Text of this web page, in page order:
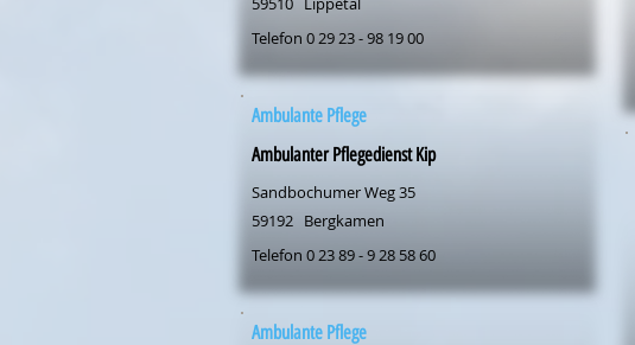
Telefon 0 29 23 - 98 19 00
Ambulante Pflege
Ambulanter Pflegedienst Kip
Sandbochumer Weg 35
59192 Bergkamen
Telefon 0 23 89 - 9 28 58 60
Ambulante Pflege